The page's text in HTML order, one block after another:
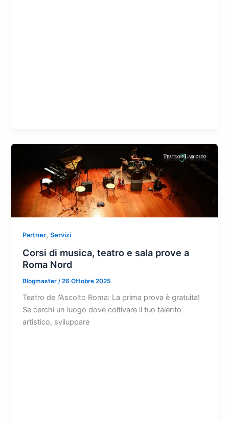
Partner,Servizi
Corsi di musica, teatro e sala prove a
Roma Nord
Blogmaster /26 Ottobre 2025
Teatro de l’Ascolto Roma: La prima prova è gratuita!
Se cerchi un luogo dove coltivare il tuo talento
artistico, sviluppare